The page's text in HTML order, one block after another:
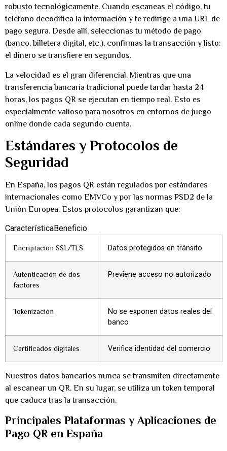
robusto tecnológicamente. Cuando escaneas el código, tu
teléfono decodifica la información y te redirige a una URL de
pago segura. Desde allí, seleccionas tu método de pago
(banco, billetera digital, etc.), confirmas la transacción y listo:
el dinero se transfiere en segundos.
La velocidad es el gran diferencial. Mientras que una
transferencia bancaria tradicional puede tardar hasta 24
horas, los pagos QR se ejecutan en tiempo real. Esto es
especialmente valioso para nosotros en entornos de juego
online donde cada segundo cuenta.
Estándares y Protocolos de
Seguridad
En España, los pagos QR están regulados por estándares
internacionales como EMVCo y por las normas PSD2 de la
Unión Europea. Estos protocolos garantizan que:
CaracterísticaBeneficio
Encriptación SSL/TLS Datos protegidos en tránsito
Autenticación de dos
factores
Previene acceso no autorizado
Tokenización
No se exponen datos reales del
banco
Certificados digitales Verifica identidad del comercio
Nuestros datos bancarios nunca se transmiten directamente
al escanear un QR. En su lugar, se utiliza un token temporal
que caduca tras la transacción.
Principales Plataformas y Aplicaciones de
Pago QR en España